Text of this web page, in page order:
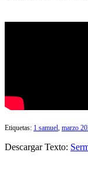
Etiquetas: 1 samuel marzo
Descargar Texto: